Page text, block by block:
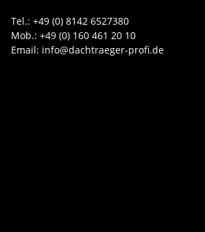
Tel.: +49 (0) 8142 6527380
Mob.: +49 (0) 160 461 20 10
Email: info@dachtraeger-profi.de